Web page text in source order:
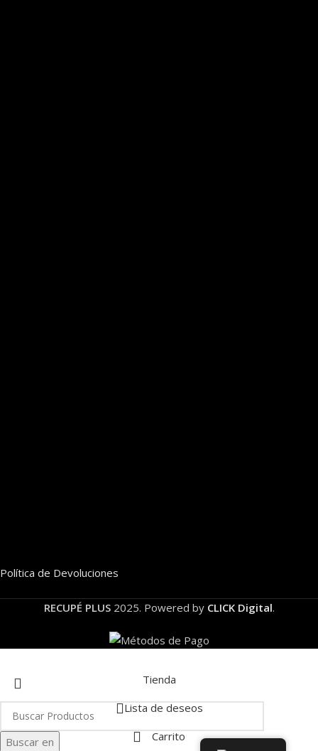
Política de Devoluciones
RECUPÉ PLUS 2025. Powered by CLICK Digital.
Buscar en
Tienda
Lista de deseos
Carrito